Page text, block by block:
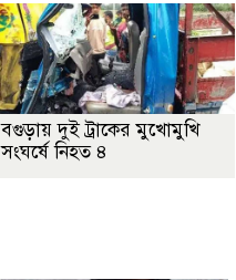
বগুড়ায় দুই ট্রাকের মুখোমুখি
সংঘর্ষে নিহত ৪